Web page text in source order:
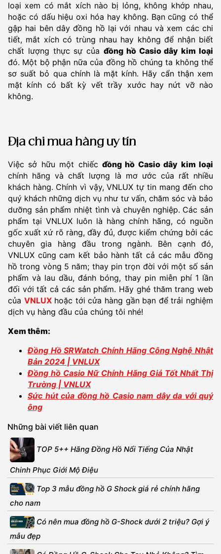
loại xem có mắt xích nào bị lỏng, không khớp nhau,
hoặc có dấu hiệu oxi hóa hay không. Bạn cũng có thể
gập hai bên dây đồng hồ lại với nhau và xem các chi
tiết, mắt xích có trùng nhau hay không để nhận biết
chất lượng thực sự của đồng hồ Casio dây kim loại
đó. Một bộ phận nữa của đồng hồ chúng ta không thể
sơ suất bỏ qua chính là mặt kính. Hãy cẩn thận xem
mặt kính có bất kỳ vết trầy xước hay nứt vỡ nào
không.
Địa chỉ mua hàng uy tín
Việc sở hữu một chiếc đồng hồ Casio dây kim loại
chính hãng và chất lượng là mơ ước của rất nhiều
khách hàng. Chính vì vậy, VNLUX tự tin mang đến cho
quý khách những dịch vụ như tư vấn, chăm sóc và bảo
dưỡng sản phẩm nhiệt tình và chuyên nghiệp. Các sản
phẩm tại VNLUX luôn là hàng chính hãng, có nguồn
gốc xuất xứ rõ ràng, đầy đủ, được kiểm chứng bởi các
chuyên gia hàng đầu trong ngành. Bên cạnh đó,
VNLUX cũng cam kết bảo hành tất cả các mẫu đồng
hồ trong vòng 5 năm; thay pin trọn đời với một số sản
phẩm và lau dầu, đánh bóng, thay pin miễn phí 1 lần
đối với tất cả các sản phẩm. Hãy ghé thăm trang web
của VNLUXhoặc tới cửa hàng gần bạn để trải nghiệm
dịch vụ hàng đầu của chúng tôi nhé!
Xem thêm:
Đồng Hồ SRWatch Chính Hãng Công Nghệ Nhật
Bản 2024 | VNLUX
Đồng hồ Casio Nữ Chính Hãng Giá Tốt Nhất Thị
Trường | VNLUX
Sức hút của đồng hồ Casio nam dây da với quý
ông
Những bài viết liên quan
TOP 5++ Hãng Đồng Hồ Nổi Tiếng Của Nhật
Chinh Phục Giới Mộ Điệu
Top 3 mẫu đồng hồ G Shock giá rẻ chính hãng
cho nam
Có nên mua đồng hồ G-Shock dưới 2 triệu? Gợi ý
mẫu đẹp